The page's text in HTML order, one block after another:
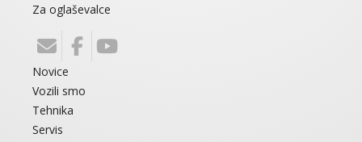
Za oglaševalce
Novice
Vozili smo
Tehnika
Servis